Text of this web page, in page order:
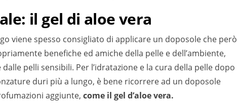
il gel di aloe vera
viene spesso consigliato di applicare un doposole che però
benefiche ed amiche della pelle e dell’ambiente,
pelli sensibili. Per l’idratazione e la cura della pelle dopo
duri più a lungo, è bene ricorrere ad un doposole
aggiunte, come il gel d’aloe vera.